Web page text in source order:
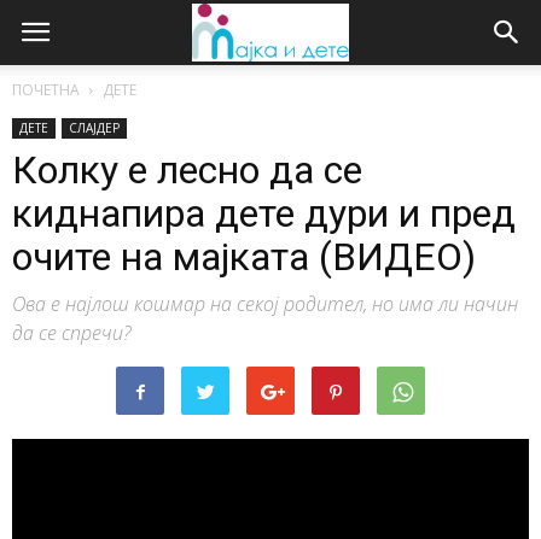
ПОЧЕТНА ДЕТЕ
ДЕТЕ СЛАЈДЕР
Колку е лесно да се
киднапира дете дури и пред
очите на мајката (ВИДЕО)
Ова е најлош кошмар на секој родител, но има ли начин
да се спречи?